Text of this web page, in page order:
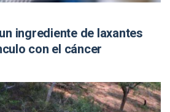
ingrediente de laxantes
con el cáncer